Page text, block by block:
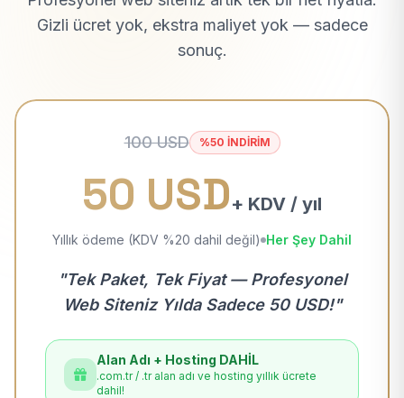
Gizli ücret yok, ekstra maliyet yok — sadece
sonuç.
100 USD %50 İNDİRİM
50 USD+ KDV / yıl
Yıllık ödeme (KDV %20 dahil değil) Her Şey Dahil
"Tek Paket, Tek Fiyat — Profesyonel
Web Siteniz Yılda Sadece 50 USD!"
Alan Adı + Hosting DAHİL
.com.tr / .tr alan adı ve hosting yıllık ücrete
dahil!